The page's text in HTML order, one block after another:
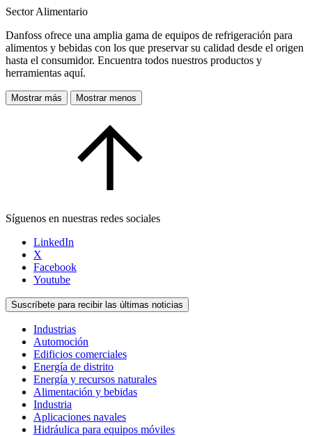
Sector Alimentario
Danfoss ofrece una amplia gama de equipos de refrigeración para
alimentos y bebidas con los que preservar su calidad desde el origen
hasta el consumidor. Encuentra todos nuestros productos y
herramientas aquí.
Mostrar más Mostrar menos
Síguenos en nuestras redes sociales
LinkedIn
X
Facebook
Youtube
Suscríbete para recibir las últimas noticias
Industrias
Automoción
Edificios comerciales
Energía de distrito
Energía y recursos naturales
Alimentación y bebidas
Industria
Aplicaciones navales
Hidráulica para equipos móviles